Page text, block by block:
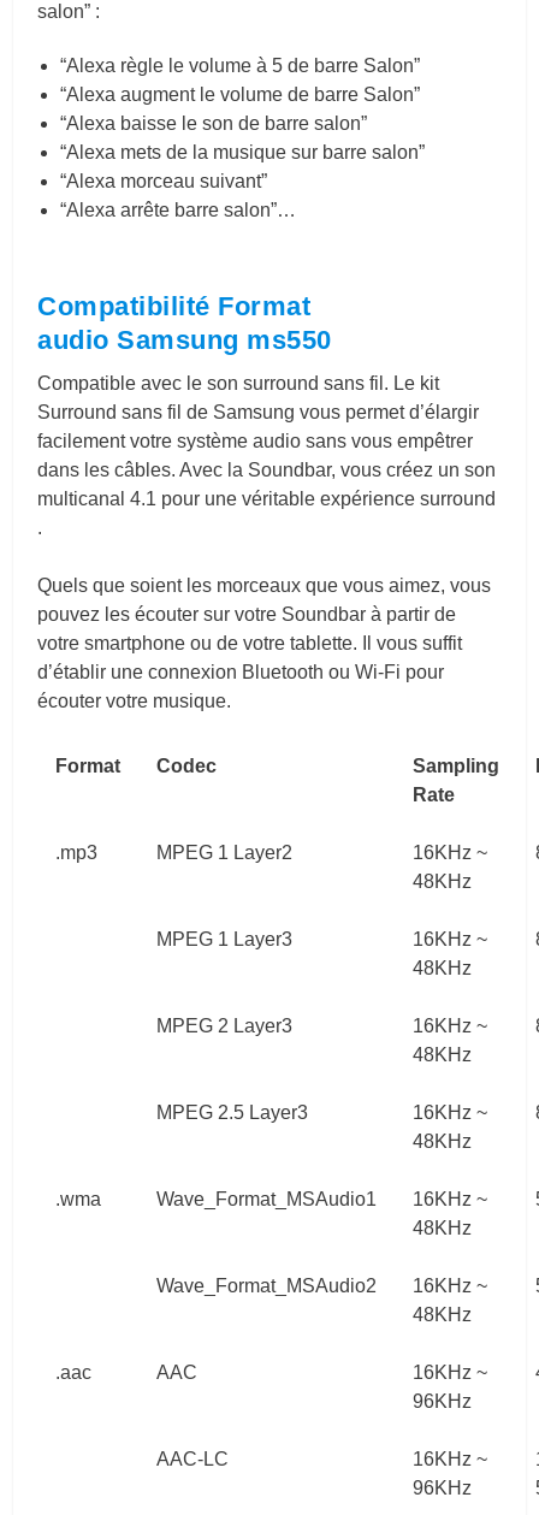
salon” :
“Alexa règle le volume à 5 de barre Salon”
“Alexa augment le volume de barre Salon”
“Alexa baisse le son de barre salon”
“Alexa mets de la musique sur barre salon”
“Alexa morceau suivant”
“Alexa arrête barre salon”…
Compatibilité Format
audio Samsung ms550
Compatible avec le son surround sans fil. Le kit
Surround sans fil de Samsung vous permet d’élargir
facilement votre système audio sans vous empêtrer
dans les câbles. Avec la Soundbar, vous créez un son
multicanal 4.1 pour une véritable expérience surround
.
Quels que soient les morceaux que vous aimez, vous
pouvez les écouter sur votre Soundbar à partir de
votre smartphone ou de votre tablette. Il vous suffit
d’établir une connexion Bluetooth ou Wi-Fi pour
écouter votre musique.
Format Codec
Sampling
Rate
.mp3 MPEG 1 Layer2
16KHz ~
48KHz
MPEG 1 Layer3
16KHz ~
48KHz
MPEG 2 Layer3
16KHz ~
48KHz
MPEG 2.5 Layer3
16KHz ~
48KHz
.wma Wave_Format_MSAudio1
16KHz ~
48KHz
Wave_Format_MSAudio2
16KHz ~
48KHz
.aac AAC
16KHz ~
96KHz
AAC-LC
16KHz ~
96KHz